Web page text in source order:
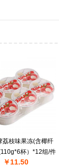
荔枝味果冻(含椰纤
杯）*12组/件
￥11.50